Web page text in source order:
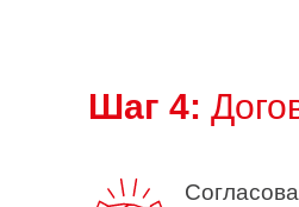
Шаг 4: